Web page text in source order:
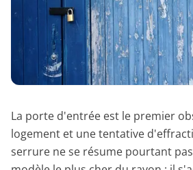
La porte d'entrée est le premier
logement et une tentative
serrure ne se résume pourtant